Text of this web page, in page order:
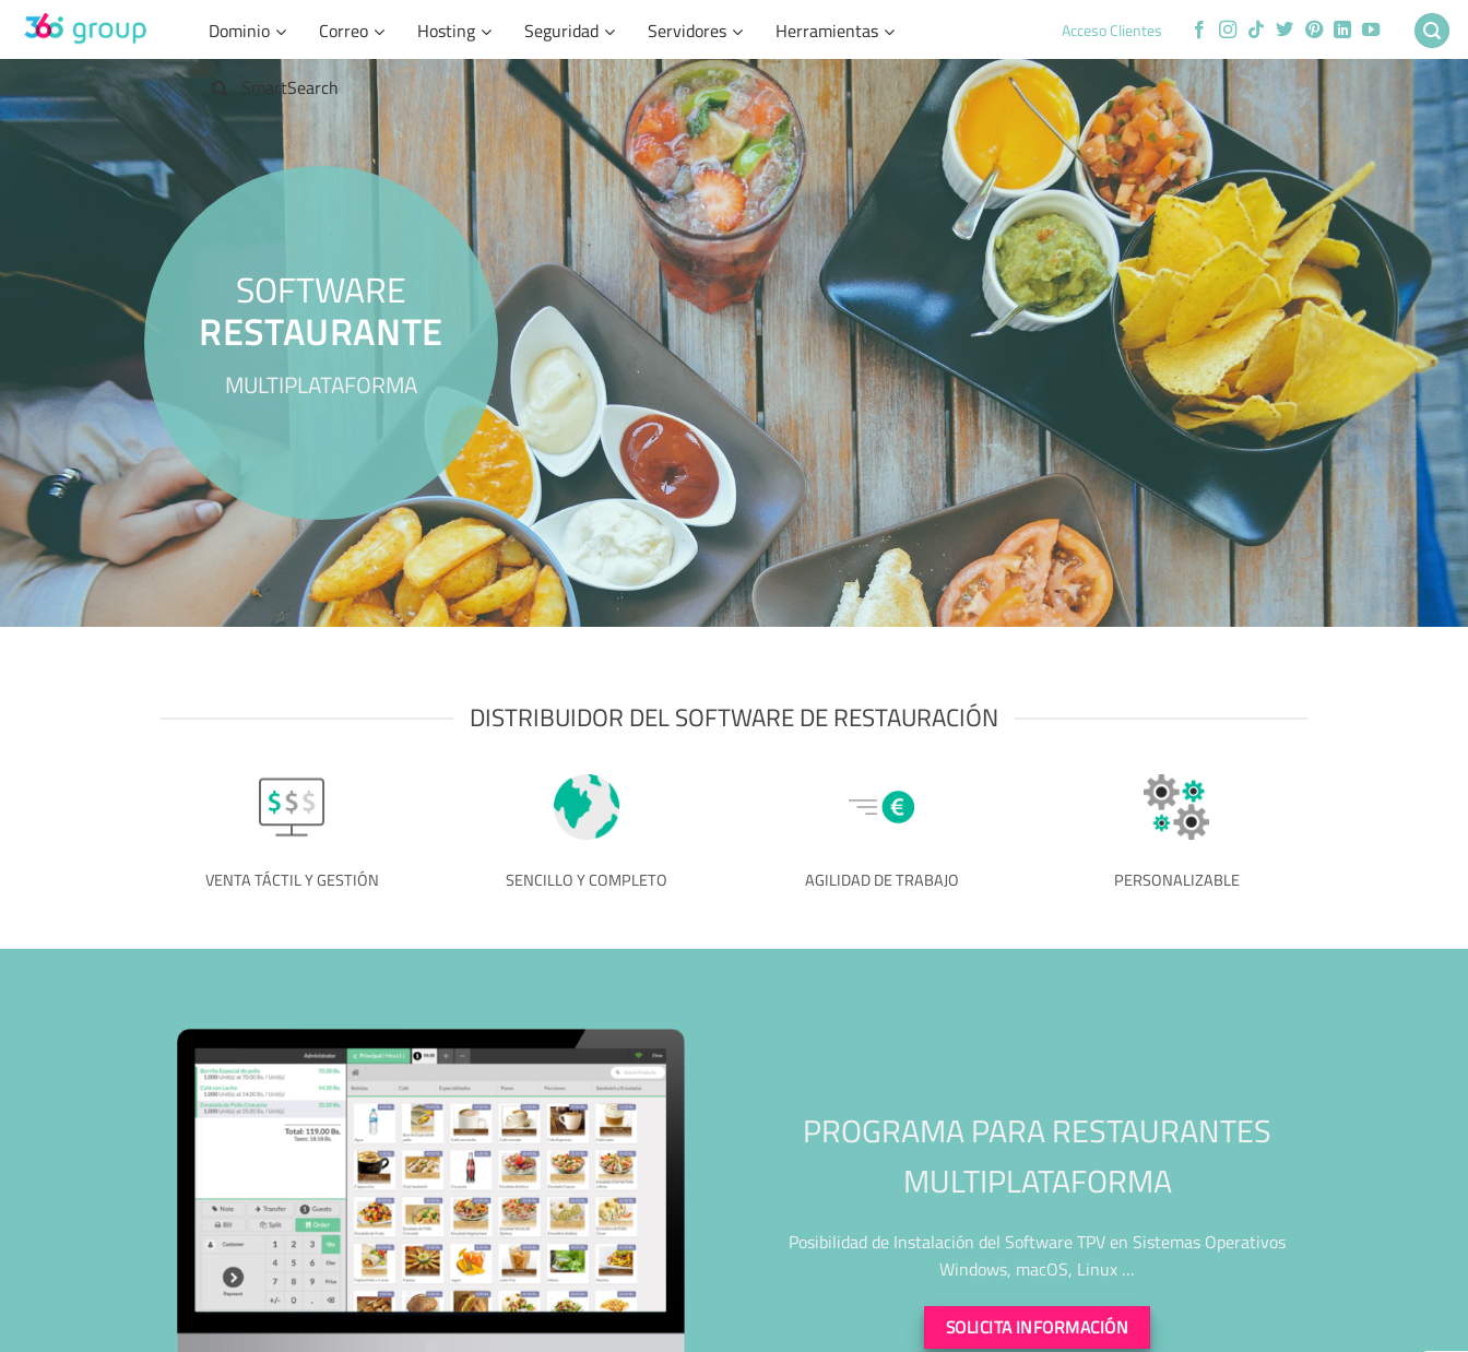
Saltar
contenido
Dominio Correo Hosting Seguridad Servidores
Herramientas
SmartSearch
Acceso Clientes
SOFTWARE
RESTAURANTE
MULTIPLATAFORMA
DISTRIBUIDOR DEL SOFTWARE DE RESTAURACIÓN
VENTA TÁCTIL Y GESTIÓN SENCILLO Y COMPLETO AGILIDAD DE TRABAJO PERSONALIZABLE
PROGRAMA PARA RESTAURANTES
MULTIPLATAFORMA
Posibilidad de Instalación del Software TPV en Sistemas Operativos
Windows, macOS, Linux …
SOLICITA INFORMACIÓN